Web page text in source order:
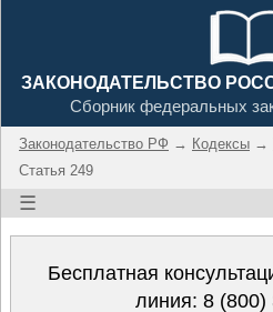
ЗАКОНОДАТЕЛЬСТВО
Сборник федеральных
Законодательство РФ → Кодексы →
Статья 249
☰
Бесплатная
линия: 8 (800)